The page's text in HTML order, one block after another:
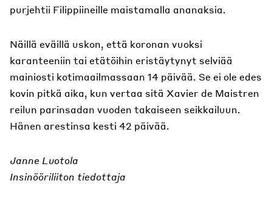
purjehtii Filippiineille maistamalla ananaksia.
Näillä eväillä uskon, että koronan vuoksi
karanteeniin tai etätöihin eristäytynyt selviää
mainiosti kotimaailmassaan 14 päivää. Se ei ole edes
kovin pitkä aika, kun vertaa sitä Xavier de Maistren
reilun parinsadan vuoden takaiseen seikkailuun.
Hänen arestinsa kesti 42 päivää.
Janne Luotola
Insinööriliiton tiedottaja